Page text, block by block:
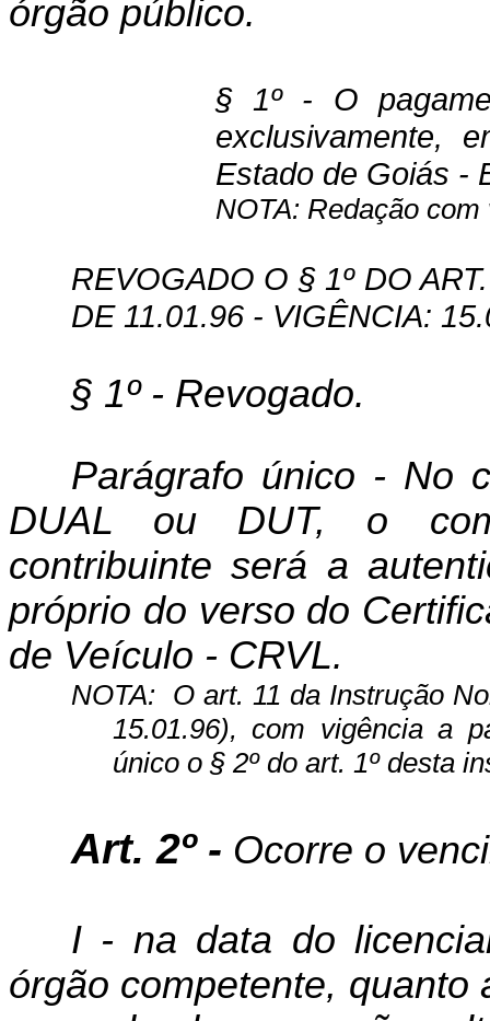
órgão público.
§ 1º - O
exclusivamente,
Estado de Goiás -
NOTA: Redação
REVOGADO O § 1º DO
DE 11.01.96 - VIGÊNCIA:
§ 1º - Revogado.
Parágrafo único - No
DUAL ou DUT, o
contribuinte será a
próprio do verso do
de Veículo - CRVL.
NOTA: O art. 11 da Instrução
15.01.96), com vigência a
único o § 2º do art. 1º desta
Art. 2º - Ocorre o
I - na data do
órgão competente, quanto